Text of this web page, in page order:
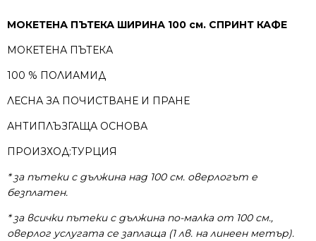
МОКЕТЕНА ПЪТЕКА ШИРИНА 100 см. СПРИНТ КАФЕ
МОКЕТЕНА ПЪТЕКА
100 % ПОЛИАМИД
ЛЕСНА ЗА ПОЧИСТВАНЕ И ПРАНЕ
АНТИПЛЪЗГАЩА ОСНОВА
ПРОИЗХОД:ТУРЦИЯ
* за пътеки с дължина над 100 см. оверлогът е
безплатен.
* за всички пътеки с дължина по-малка от 100 см.,
оверлог услугата се заплаща (1 лв. на линеен метър).